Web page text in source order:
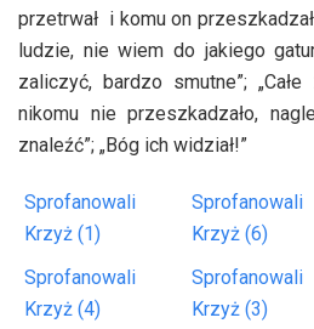
przetrwał i komu on
ludzie, nie wiem do jakiego
zaliczyć, bardzo smutne”;
nikomu nie przeszkadzało,
znaleźć”; „Bóg ich widział!”
Sprofanowali
Krzyż (1)
Sprofanowali
Krzyż (6)
Sprofanowali
Krzyż (4)
Sprofanowali
Krzyż (3)